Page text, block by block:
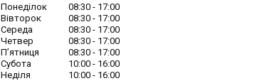
Понеділок 08:30
17:00
Вівторок
08:30
17:00
Середа
08:30
17:00
Четвер
08:30
17:00
Пʼятниця
08:30
17:00
Субота
10:00
16:00
Неділя
10:00 16:00